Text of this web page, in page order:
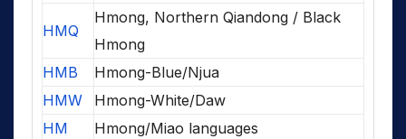
HMQ
Hmong, Northern Qiandong / Black
Hmong
HMB
Hmong-Blue/Njua
HMW
Hmong-White/Daw
HM
Hmong/Miao languages